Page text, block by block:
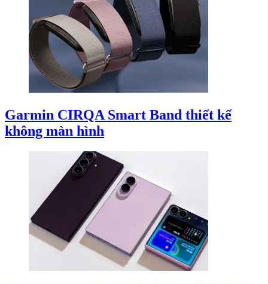
Garmin CIRQA Smart Band thiết kế
không màn hình